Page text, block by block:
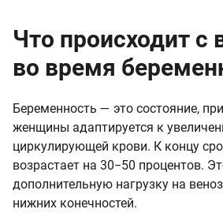
Что происходит с
во время
Беременность — это состояние,
женщины адаптируется к
циркулирующей крови. К концу
возрастает на 30−50 процентов.
дополнительную нагрузку на
нижних конечностей.